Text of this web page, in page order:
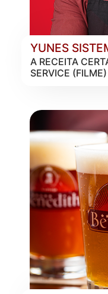
YUNES
A RECEITA
SERVICE (FILME)